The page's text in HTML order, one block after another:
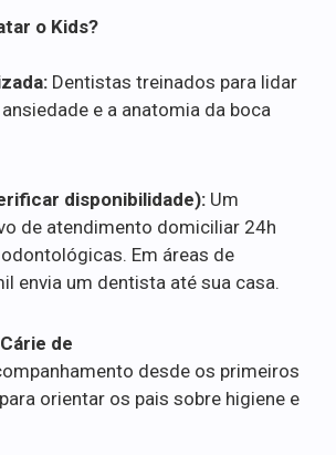
o Kids?
Dentistas treinados para lidar
e a anatomia da boca
disponibilidade): Um
de atendimento domiciliar 24h
Em áreas de
envia um dentista até sua casa.
de
desde os primeiros
orientar os pais sobre higiene e